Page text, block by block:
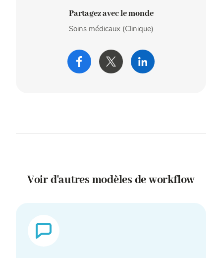
Partagez avec le monde
Soins médicaux (Clinique)
Voir d'autres modèles de workflow